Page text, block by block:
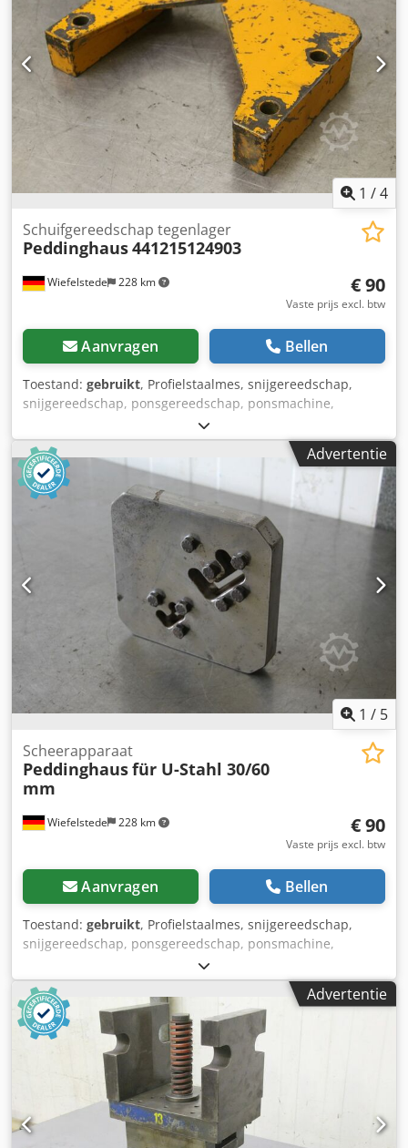
1 /4
Wiefelstede 228 km
Schuifgereedschap tegenlager
Peddinghaus441215124903
€ 90
Vaste prijs excl. btw
Aanvragen Bellen
Toestand: gebruikt, Profielstaalmes, snijgereedschap,
snijgereedschap, ponsgereedschap, ponsmachine,
ponsmatrijs, ponsmachine -Lager: voor scheerapparaat -
Type: 441215124903 -1x Afmetingen: 270/200/H47 mm
Dedpfxscwn Euj Apvekr -gewicht: 5,5 kg
Advertentie
1 / 5
Wiefelstede 228 km
Scheerapparaat
Peddinghausfür U-Stahl 30/60
mm
€ 90
Vaste prijs excl. btw
Aanvragen Bellen
Toestand: gebruikt, Profielstaalmes, snijgereedschap,
snijgereedschap, ponsgereedschap, ponsmachine,
ponsmatrijs, ponsmachine -alleen één tool beschikbaar
(tellergerei ontbreekt) -Scheerapparaat voor kanaalstaal:
30 mm, 60 mm -Type: 441216084902 Dodpfx Apocwn E
Novekr -1x afmetingen: 210/220/H30 mm -gewicht: 9,9 kg
Advertentie